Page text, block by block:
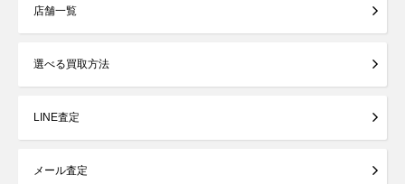
店舗一覧
選べる買取方法
LINE査定
メール査定